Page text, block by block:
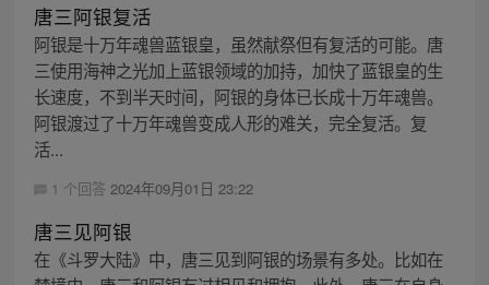
唐三阿银复活
阿银是十万年魂兽蓝银皇，虽然献祭但有复活的可能。唐
三使用海神之光加上蓝银领域的加持，加快了蓝银皇的生
长速度，不到半天时间，阿银的身体已长成十万年魂兽。
阿银渡过了十万年魂兽变成人形的难关，完全复活。复
活...
1 个回答 2024年09月01日 23:22
唐三见阿银
在《斗罗大陆》中，唐三见到阿银的场景有多处。比如在